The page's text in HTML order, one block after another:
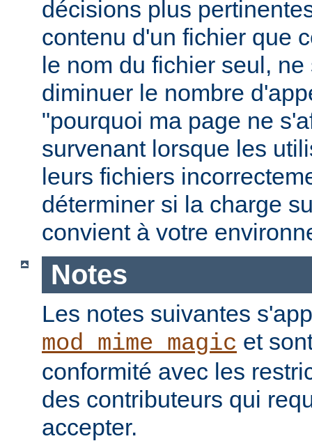
décisions plus
contenu d'un fichier que
le nom du fichier seul,
diminuer le nombre
"pourquoi ma page ne
survenant lorsque les
leurs fichiers
déterminer si la charge
convient à votre
Notes
Les notes suivantes
mod_mime_magic et
conformité avec les
des contributeurs qui
accepter.